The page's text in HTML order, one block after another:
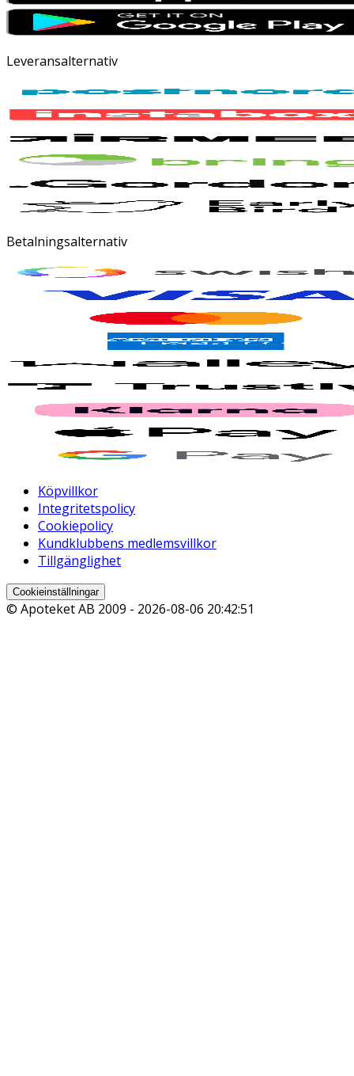
Leveransalternativ
Betalningsalternativ
Köpvillkor
Integritetspolicy
Cookiepolicy
Kundklubbens medlemsvillkor
Tillgänglighet
Cookieinställningar
© Apoteket AB 2009 - 2026-08-06 20:42:51